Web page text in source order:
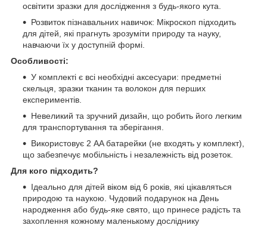
освітити зразки для дослідження з будь-якого кута.
Розвиток пізнавальних навичок: Мікроскоп підходить
для дітей, які прагнуть зрозуміти природу та науку,
навчаючи їх у доступній формі.
Особливості:
У комплекті є всі необхідні аксесуари: предметні
скельця, зразки тканин та волокон для перших
експериментів.
Невеликий та зручний дизайн, що робить його легким
для транспортування та зберігання.
Використовує 2 AA батарейки (не входять у комплект),
що забезпечує мобільність і незалежність від розеток.
Для кого підходить?
Ідеально для дітей віком від 6 років, які цікавляться
природою та наукою. Чудовий подарунок на День
народження або будь-яке свято, що принесе радість та
захоплення кожному маленькому досліднику